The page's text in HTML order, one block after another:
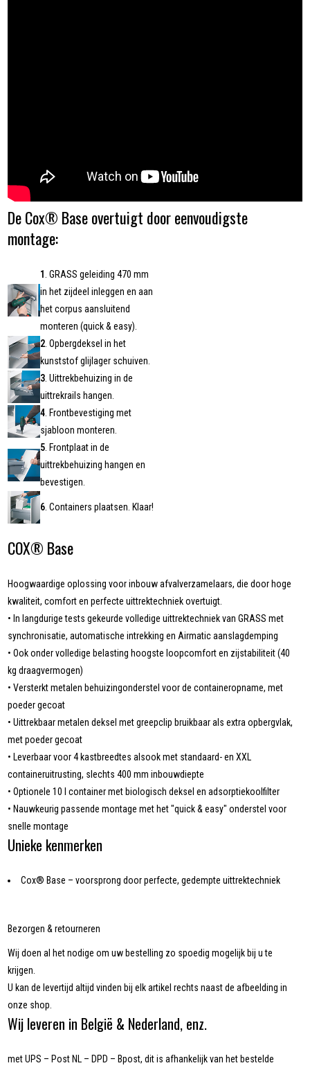
De Cox® Base overtuigt door eenvoudigste
montage:
1 . GRASS geleiding 470 mm
in het zijdeel inleggen en aan
het corpus aansluitend
monteren (quick & easy).
2. Opbergdeksel in het
kunststof glijlager schuiven.
3. Uittrekbehuizing in de
uittrekrails hangen.
4. Frontbevestiging met
sjabloon monteren.
5. Frontplaat in de
uittrekbehuizing hangen en
bevestigen.
6. Containers plaatsen. Klaar!
COX® Base
Hoogwaardige oplossing voor inbouw afvalverzamelaars, die door hoge
kwaliteit, comfort en perfecte uittrektechniek overtuigt.
• In langdurige tests gekeurde volledige uittrektechniek van GRASS met
synchronisatie, automatische intrekking en Airmatic aanslagdemping
• Ook onder volledige belasting hoogste loopcomfort en zijstabiliteit (40
kg draagvermogen)
• Versterkt metalen behuizingonderstel voor de containeropname, met
poeder gecoat
• Uittrekbaar metalen deksel met greepclip bruikbaar als extra opbergvlak,
met poeder gecoat
• Leverbaar voor 4 kastbreedtes alsook met standaard- en XXL
containeruitrusting, slechts 400 mm inbouwdiepte
• Optionele 10 l container met biologisch deksel en adsorptiekoolfilter
• Nauwkeurig passende montage met het "quick & easy" onderstel voor
snelle montage
Unieke kenmerken
Cox® Base – voorsprong door perfecte, gedempte uittrektechniek
Bezorgen & retourneren
Wij doen al het nodige om uw bestelling zo spoedig mogelijk bij u te
krijgen.
U kan de levertijd altijd vinden bij elk artikel rechts naast de afbeelding in
onze shop.
Wij leveren in België & Nederland, enz.
met UPS – Post NL – DPD – Bpost, dit is afhankelijk van het bestelde